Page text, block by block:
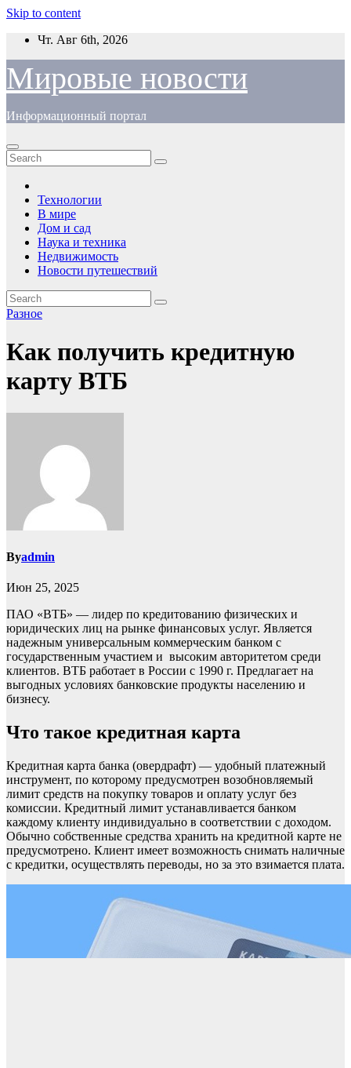
Skip to content
Чт. Авг 6th, 2026
Мировые новости
Информационный портал
Технологии
В мире
Дом и сад
Наука и техника
Недвижимость
Новости путешествий
Разное
Как получить кредитную
карту ВТБ
Byadmin
Июн 25, 2025
ПАО «ВТБ» — лидер по кредитованию физических и
юридических лиц на рынке финансовых услуг. Является
надежным универсальным коммерческим банком с
государственным участием и высоким авторитетом среди
клиентов. ВТБ работает в России с 1990 г. Предлагает на
выгодных условиях банковские продукты населению и
бизнесу.
Что такое кредитная карта
Кредитная карта банка (овердрафт) — удобный платежный
инструмент, по которому предусмотрен возобновляемый
лимит средств на покупку товаров и оплату услуг без
комиссии. Кредитный лимит устанавливается банком
каждому клиенту индивидуально в соответствии с доходом.
Обычно собственные средства хранить на кредитной карте не
предусмотрено. Клиент имеет возможность снимать наличные
с кредитки, осуществлять переводы, но за это взимается плата.